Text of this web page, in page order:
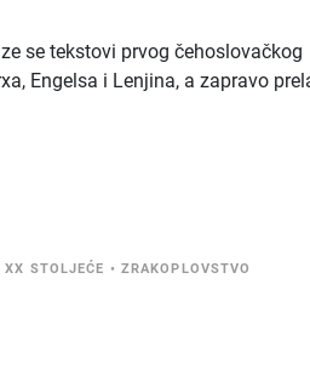
se tekstovi prvog čehoslovačkog
Engelsa i Lenjina, a zapravo
XX STOLJEĆE • ZRAKOPLOVSTVO